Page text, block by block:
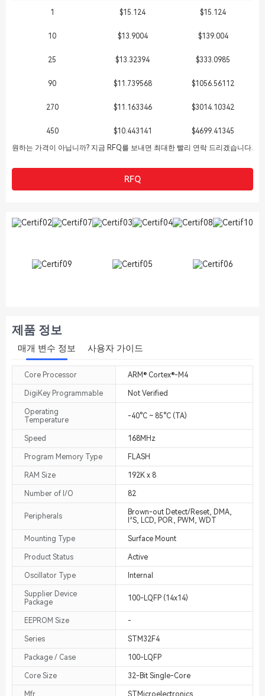
1 $15.124 $15.124
10 $13.9004 $139.004
25 $13.32394 $333.0985
90 $11.739568 $1056.56112
270 $11.163346 $3014.10342
450 $10.443141
$4699.41345
원하는 가격이 아닙니까? 지금 RFQ를 보내면 최대한 빨리 연락 드리겠습니다.
RFQ
제품 정보
매개 변수 정보 사용자 가이드
Core Processor ARM® Cortex®-M4
DigiKey Programmable Not Verified
Operating
Temperature
-40°C ~ 85°C (TA)
Speed 168MHz
Program Memory Type FLASH
RAM Size 192K x 8
Number of I/O 82
Peripherals
Brown-out Detect/Reset, DMA,
I²S, LCD, POR, PWM, WDT
Mounting Type Surface Mount
Product Status Active
Oscillator Type Internal
Supplier Device
Package
100-LQFP (14x14)
EEPROM Size -
Series STM32F4
Package / Case 100-LQFP
Core Size 32-Bit Single-Core